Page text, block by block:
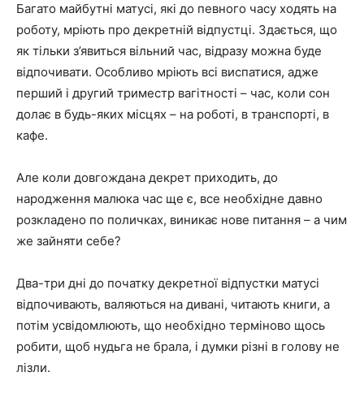
Багато майбутні матусі, які до певного часу ходять на
роботу, мріють про декретній відпустці. Здається, що
як тільки з’явиться вільний час, відразу можна буде
відпочивати. Особливо мріють всі виспатися, адже
перший і другий триместр вагітності – час, коли сон
долає в будь-яких місцях – на роботі, в транспорті, в
кафе.
Але коли довгождана декрет приходить, до
народження малюка час ще є, все необхідне давно
розкладено по поличках, виникає нове питання – а чим
же зайняти себе?
Два-три дні до початку декретної відпустки матусі
відпочивають, валяються на дивані, читають книги, а
потім усвідомлюють, що необхідно терміново щось
робити, щоб нудьга не брала, і думки різні в голову не
лізли.